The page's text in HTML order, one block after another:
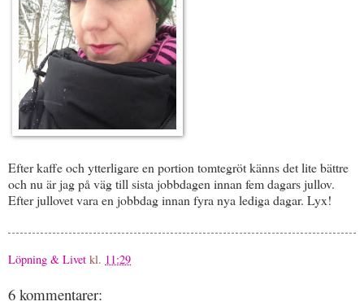
Efter kaffe och ytterligare en portion tomtegröt känns det lite bättre
och nu är jag på väg till sista jobbdagen innan fem dagars jullov.
Efter jullovet vara en jobbdag innan fyra nya lediga dagar. Lyx!
Löpning & Livet kl. 11:29
6 kommentarer: